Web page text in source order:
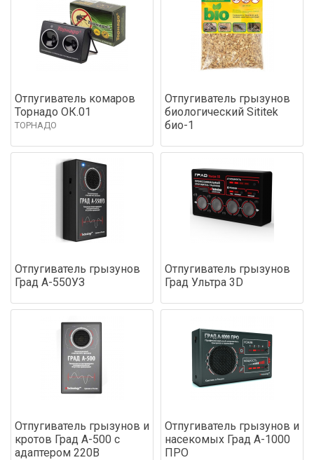
Отпугиватель комаров
Торнадо ОК.01
ТОРНАДО
Отпугиватель грызунов
биологический Sititek
био-1
Отпугиватель грызунов
Град А-550УЗ
Отпугиватель грызунов
Град Ультра 3D
Отпугиватель грызунов и
кротов Град А-500 с
адаптером 220В
Отпугиватель грызунов и
насекомых Град А-1000
ПРО